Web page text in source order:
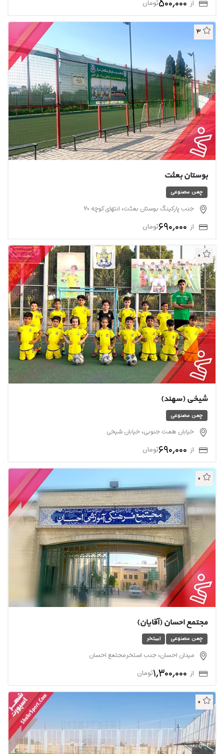
از 500,000تومان
3
بوستان بعثت
چمن مصنوعی
جنب پارکینگ بوستان بعثت، انتهای کوچه 20
از 690,000تومان
0
شیخی (سهند)
چمن مصنوعی
خیابان همت جنوبی، خیابان شیخی
از 690,000تومان
0
مجتمع احسان (آقایان)
چمن مصنوعی استخر
میدان احسان، جنب استخر مجتمع احسان
از 1,300,000تومان
0